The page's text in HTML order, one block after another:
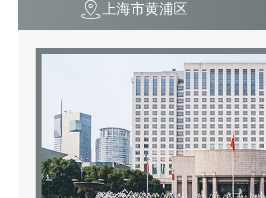
上海市黄浦区